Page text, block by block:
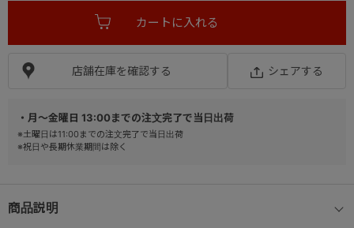
・月～金曜日 13:00までの注文完了で当日出荷
※土曜日は11:00までの注文完了で当日出荷
※祝日や長期休業期間は除く
商品説明
店舗在庫を確認する シェアする